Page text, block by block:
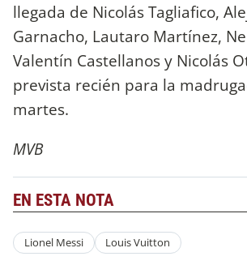
llegada de Nicolás Tagliafico,
Garnacho, Lautaro Martínez,
Valentín Castellanos y Nicolás
prevista recién para la
martes.
MVB
EN ESTA NOTA
Lionel Messi Louis Vuitton